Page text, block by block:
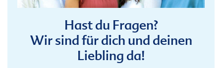
Hast du Fragen?
Wir sind für dich und deinen
Liebling da!